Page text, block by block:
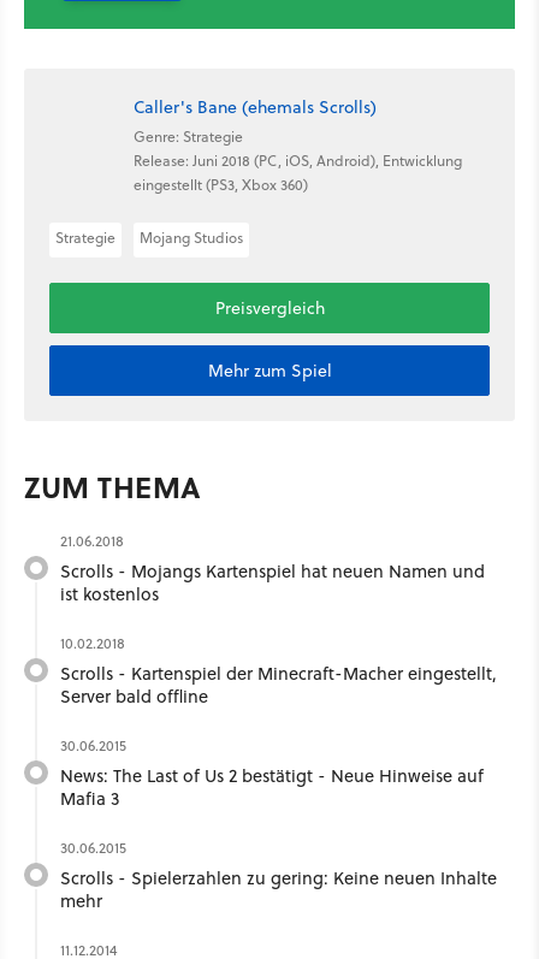
Caller's Bane (ehemals Scrolls)
Genre: Strategie
Release: Juni 2018 (PC, iOS, Android), Entwicklung
eingestellt (PS3, Xbox 360)
Strategie Mojang Studios
Preisvergleich
Mehr zum Spiel
ZUM THEMA
21.06.2018
Scrolls - Mojangs Kartenspiel hat neuen Namen und
ist kostenlos
10.02.2018
Scrolls - Kartenspiel der Minecraft-Macher eingestellt,
Server bald offline
30.06.2015
News: The Last of Us 2 bestätigt - Neue Hinweise auf
Mafia 3
30.06.2015
Scrolls - Spielerzahlen zu gering: Keine neuen Inhalte
mehr
11.12.2014